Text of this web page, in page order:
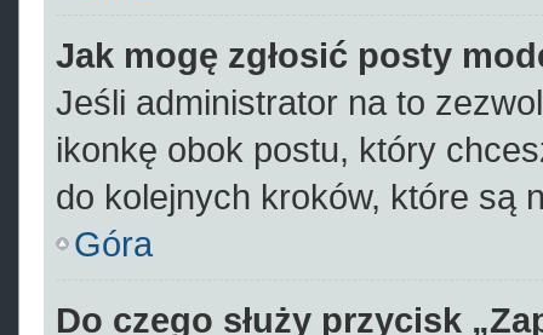
Jak mogę zgłosić posty
Jeśli administrator na to
ikonkę obok postu, który
do kolejnych kroków, które są
Góra
Do czego służy przycisk